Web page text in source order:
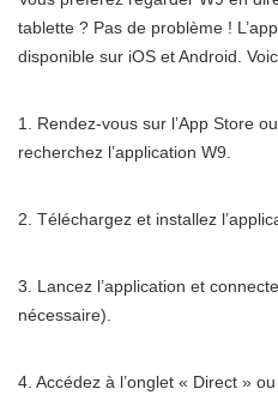
tablette ? Pas de problème !
disponible sur iOS et Android.
1. Rendez-vous sur l’App Store
recherchez l’application W9.
2. Téléchargez et installez
3. Lancez l’application et
nécessaire).
4. Accédez à l’onglet « Direct »